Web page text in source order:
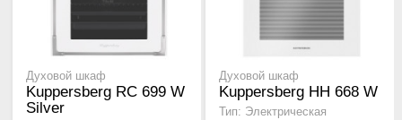
Духовой шкаф
Kuppersberg RC 699 W
Silver
Духовой шкаф
Kuppersberg HH 668 W
Тип: Электрическая